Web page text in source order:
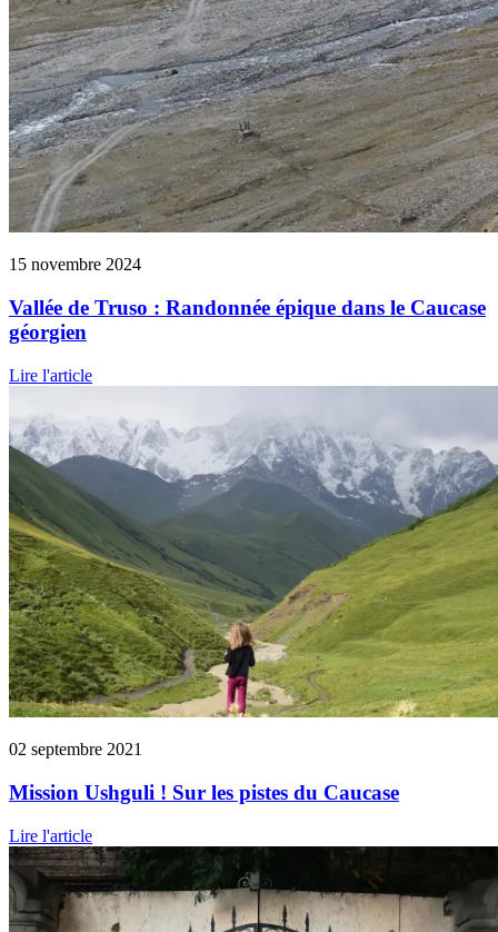
15 novembre 2024
Vallée de Truso : Randonnée épique dans le Caucase
géorgien
Lire l'article
02 septembre 2021
Mission Ushguli ! Sur les pistes du Caucase
Lire l'article